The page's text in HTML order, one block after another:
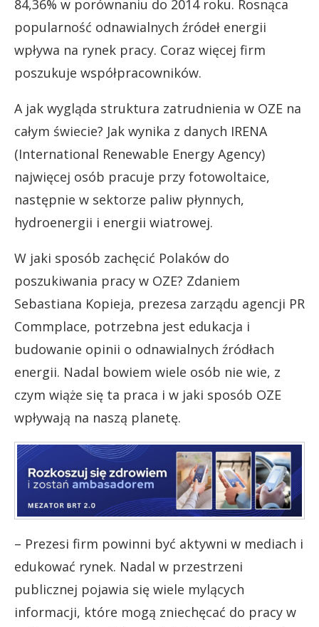
84,36% w porównaniu do 2014 roku. Rosnąca
popularność odnawialnych źródeł energii
wpływa na rynek pracy. Coraz więcej firm
poszukuje współpracowników.
A jak wygląda struktura zatrudnienia w OZE na
całym świecie? Jak wynika z danych IRENA
(International Renewable Energy Agency)
najwięcej osób pracuje przy fotowoltaice,
następnie w sektorze paliw płynnych,
hydroenergii i energii wiatrowej.
W jaki sposób zachęcić Polaków do
poszukiwania pracy w OZE? Zdaniem
Sebastiana Kopieja, prezesa zarządu agencji PR
Commplace, potrzebna jest edukacja i
budowanie opinii o odnawialnych źródłach
energii. Nadal bowiem wiele osób nie wie, z
czym wiąże się ta praca i w jaki sposób OZE
wpływają na naszą planetę.
– Prezesi firm powinni być aktywni w mediach i
edukować rynek. Nadal w przestrzeni
publicznej pojawia się wiele mylących
informacji, które mogą zniechęcać do pracy w